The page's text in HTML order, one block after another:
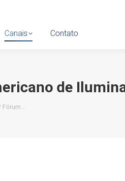
Canais Contato
de
Fórum…
Canais Contato